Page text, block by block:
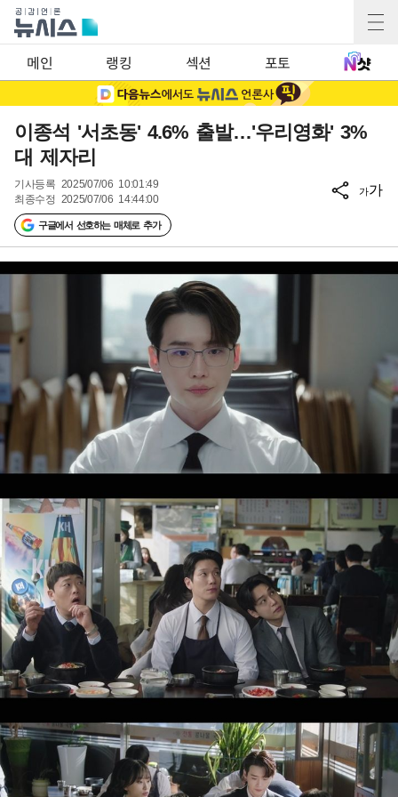
메인 랭킹 섹션 포토
이종석 '서초동' 4.6% 출발…'우리영화' 3%
대 제자리
기사등록 2025/07/06 10:01:49
최종수정 2025/07/06 14:44:00
구글에서 선호하는 매체로 추가
가가